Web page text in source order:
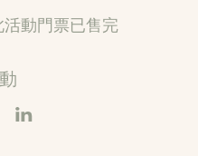
活動門票已售完